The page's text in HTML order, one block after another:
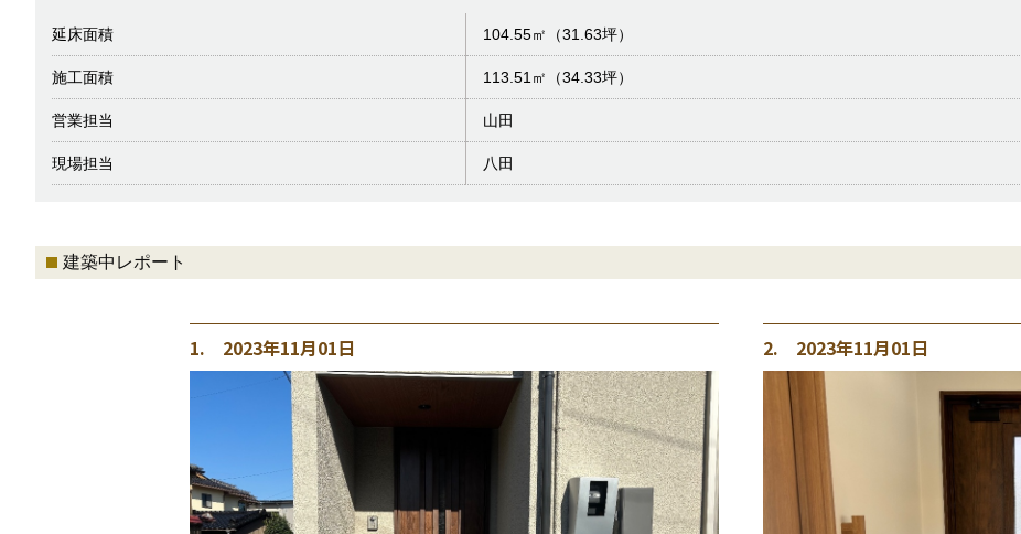
延床面積 104.55㎡（31.63坪）
施工面積 113.51㎡（34.33坪）
営業担当 山田
現場担当 八田
建築中レポート
1. 2023年11月01日 2. 2023年11月01日